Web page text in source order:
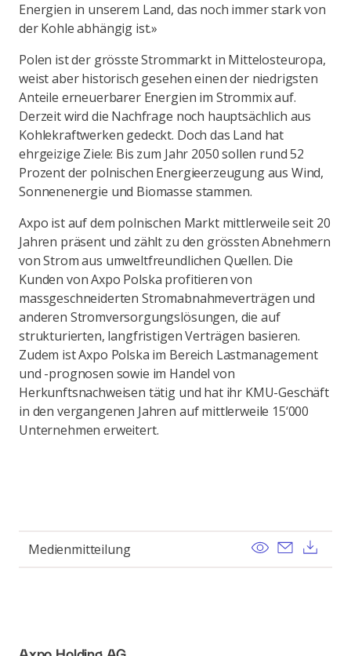
Energien in unserem Land, das noch immer stark von
der Kohle abhängig ist.»
Polen ist der grösste Strommarkt in Mittelosteuropa,
weist aber historisch gesehen einen der niedrigsten
Anteile erneuerbarer Energien im Strommix auf.
Derzeit wird die Nachfrage noch hauptsächlich aus
Kohlekraftwerken gedeckt. Doch das Land hat
ehrgeizige Ziele: Bis zum Jahr 2050 sollen rund 52
Prozent der polnischen Energieerzeugung aus Wind,
Sonnenenergie und Biomasse stammen.
Axpo ist auf dem polnischen Markt mittlerweile seit 20
Jahren präsent und zählt zu den grössten Abnehmern
von Strom aus umweltfreundlichen Quellen. Die
Kunden von Axpo Polska profitieren von
massgeschneiderten Stromabnahmeverträgen und
anderen Stromversorgungslösungen, die auf
strukturierten, langfristigen Verträgen basieren.
Zudem ist Axpo Polska im Bereich Lastmanagement
und -prognosen sowie im Handel von
Herkunftsnachweisen tätig und hat ihr KMU-Geschäft
in den vergangenen Jahren auf mittlerweile 15‘000
Unternehmen erweitert.
Medienmitteilung View Send